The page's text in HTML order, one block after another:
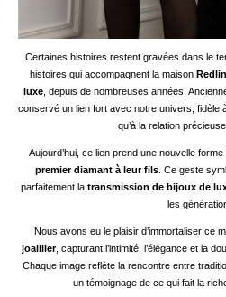
Certaines histoires restent gravées dans le
histoires qui accompagnent la maison
luxe, depuis de nombreuses années.
conservé un lien fort avec notre univers, fidèle
qu’à la relation
Aujourd’hui, ce lien prend une nouvelle
premier diamant à leur fils. Ce geste
parfaitement la transmission de bijoux de
les
Nous avons eu le plaisir d’immortaliser ce
joaillier, capturant l’intimité, l’élégance et la
Chaque image reflète la rencontre entre
un témoignage de ce qui fait la